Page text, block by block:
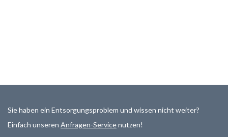
Sie haben ein Entsorgungsproblem und wissen nicht weiter?
Einfach unseren Anfragen-Servicenutzen!